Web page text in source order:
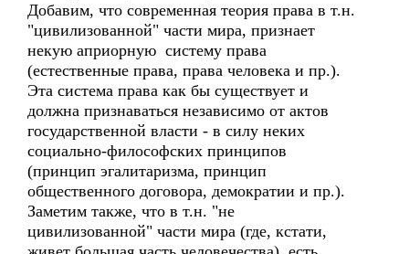
Добавим, что современная теория права в т.н.
"цивилизованной" части мира, признает
некую априорную систему права
(естественные права, права человека и пр.).
Эта система права как бы существует и
должна признаваться независимо от актов
государственной власти - в силу неких
социально-философских принципов
(принцип эгалитаризма, принцип
общественного договора, демократии и пр.).
Заметим также, что в т.н. "не
цивилизованной" части мира (где, кстати,